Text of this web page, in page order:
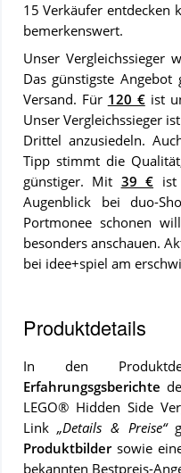
15 Verkäufer entdecken
bemerkenswert.
Unser Vergleichssieger
Das günstigste
Versand. Für 120 €ist
Unser Vergleichssieger
Drittel anzusiedeln.
Tipp stimmt die
günstiger. Mit 39 € ist
Augenblick bei duo-
Portmonee schonen
besonders anschauen.
bei idee+spiel am
Produktdetails
In den
Erfahrungsgsberichte
LEGO® Hidden Side
Link„Details & Preise“
Produktbildersowie
bekannten Bestpreis-